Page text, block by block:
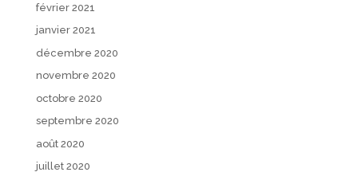
février 2021
janvier 2021
décembre 2020
novembre 2020
octobre 2020
septembre 2020
août 2020
juillet 2020